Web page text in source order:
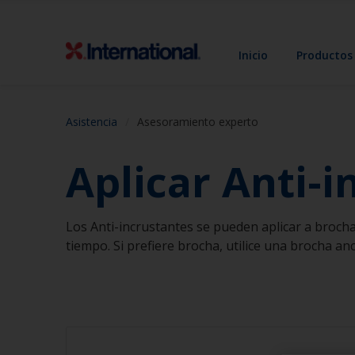
Inicio Productos
Asistencia Asesoramiento experto
Aplicar Anti-
Los Anti-incrustantes se pueden aplicar a
tiempo. Si prefiere brocha, utilice una brocha